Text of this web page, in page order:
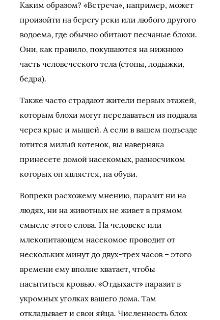
Каким образом? «Встреча», например, может
произойти на берегу реки или любого другого
водоема, где обычно обитают песчаные блохи.
Они, как правило, покушаются на нижнюю
часть человеческого тела (стопы, лодыжки,
бедра).
Также часто страдают жители первых этажей,
которым блохи могут передаваться из подвала
через крыс и мышей. А если в вашем подъезде
ютится милый котенок, вы наверняка
принесете домой насекомых, разносчиком
которых он является, на обуви.
Вопреки расхожему мнению, паразит ни на
людях, ни на животных не живет в прямом
смысле этого слова. На человеке или
млекопитающем насекомое проводит от
нескольких минут до двух-трех часов – этого
времени ему вполне хватает, чтобы
насытиться кровью. «Отдыхает» паразит в
укромных уголках вашего дома. Там
откладывает и свои яйца. Численность блох